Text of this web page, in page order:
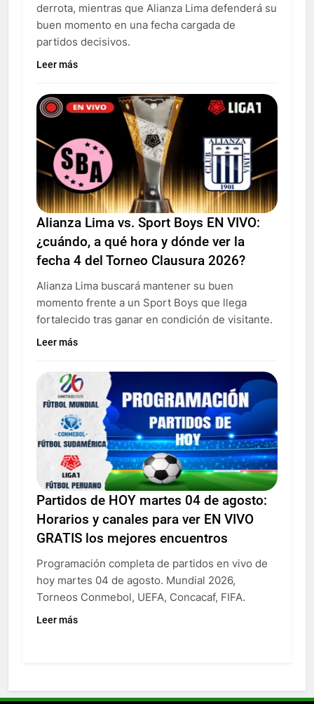
derrota, mientras que Alianza Lima defenderá su
buen momento en una fecha cargada de
partidos decisivos.
Leer más
Alianza Lima vs. Sport Boys EN VIVO:
¿cuándo, a qué hora y dónde ver la
fecha 4 del Torneo Clausura 2026?
Alianza Lima buscará mantener su buen
momento frente a un Sport Boys que llega
fortalecido tras ganar en condición de visitante.
Leer más
Partidos de HOY martes 04 de agosto:
Horarios y canales para ver EN VIVO
GRATIS los mejores encuentros
Programación completa de partidos en vivo de
hoy martes 04 de agosto. Mundial 2026,
Torneos Conmebol, UEFA, Concacaf, FIFA.
Leer más